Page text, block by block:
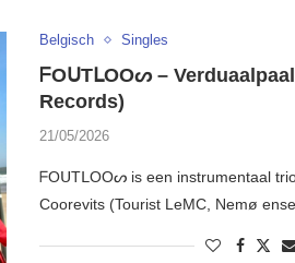
Belgisch Singles
ᖴOᑌTᒪOOᔕ –
Records)
21/05/2026
ᖴOᑌTᒪOOᔕ is een instrumentaal
Coorevits (Tourist LeMC, Nemø